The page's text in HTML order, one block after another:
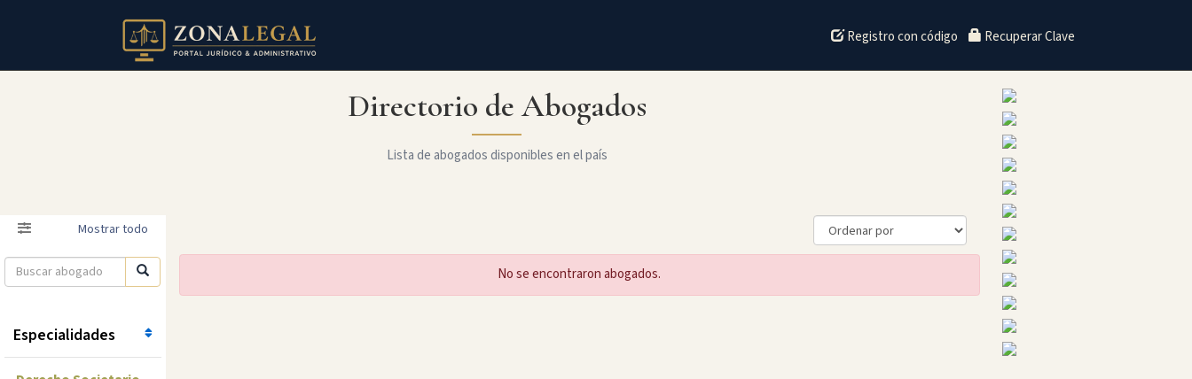
Registro con código Recuperar Clave
Directorio de Abogados
Lista de abogados disponibles en el país
Filtro Mostrar todo
Especialidades
No se encontraron abogados.